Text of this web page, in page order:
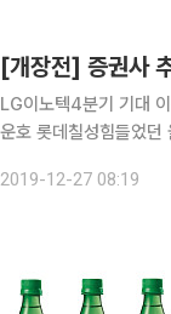
[개장전] 증권사
LG이노텍4분기 기대
운호 롯데칠성힘들었던 올해, 내년 ‘탑라인 회복’ 중점힘들었던 한 해…내년 탑라인 회복에 무게 실을 듯내년 주류 시장 경쟁 심화 불가피하
2019-12-27 08:19